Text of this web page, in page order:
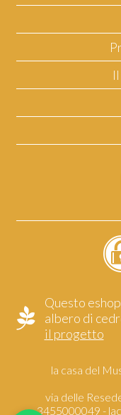
Questo
albero di
il progetto
la casa del
via delle
3455000049 -